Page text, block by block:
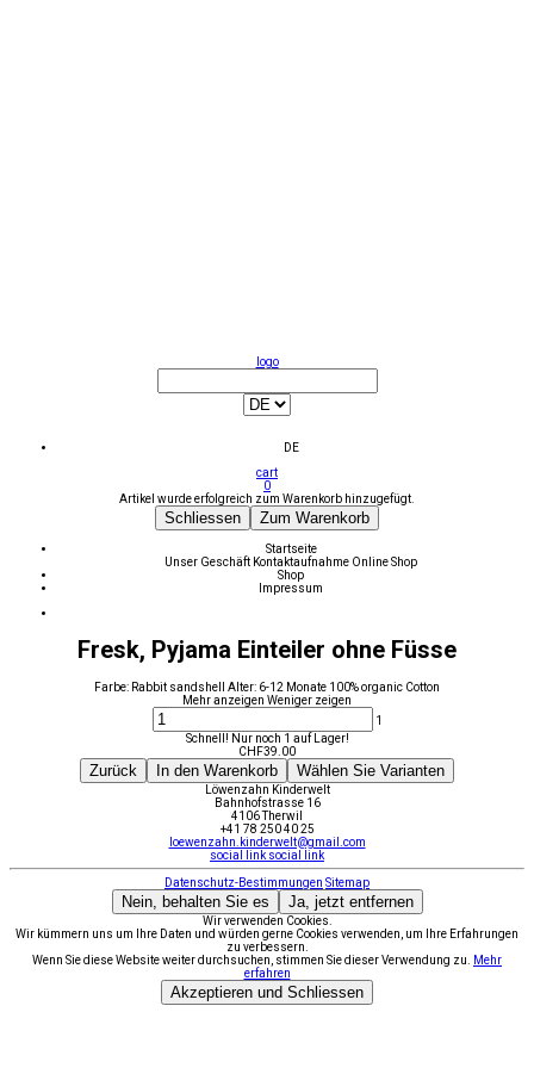
logo
DE
cart
0
Artikel wurde erfolgreich zum Warenkorb hinzugefügt.
Schliessen Zum Warenkorb
Startseite
Unser Geschäft Kontaktaufnahme Online Shop
Shop
Impressum
Fresk, Pyjama Einteiler ohne Füsse
Farbe: Rabbit sandshell Alter: 6-12 Monate 100% organic Cotton
Mehr anzeigen Weniger zeigen
1
Schnell! Nur noch 1 auf Lager!
CHF39.00
Zurück In den Warenkorb Wählen Sie Varianten
Löwenzahn Kinderwelt
Bahnhofstrasse 16
4106 Therwil
+41 78 250 40 25
loewenzahn.kinderwelt@gmail.com
social link social link
Datenschutz-Bestimmungen Sitemap
Nein, behalten Sie es Ja, jetzt entfernen
Wir verwenden Cookies.
Wir kümmern uns um Ihre Daten und würden gerne Cookies verwenden, um Ihre Erfahrungen
zu verbessern.
Wenn Sie diese Website weiter durchsuchen, stimmen Sie dieser Verwendung zu.
Mehr
erfahren
Akzeptieren und Schliessen